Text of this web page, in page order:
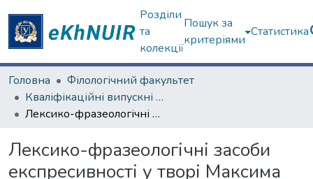
Розділи
та
колекції
Пошук за
критеріями
Статистика
Головна
Філологічний факультет
Кваліфікаційні випускні роботи магістрів. Філологічний факультет
Лексико-фразеологічні засоби експресивності у творі Максима Кідрука «Подорож на Пуп Землі»
Лексико-фразеологічні засоби
експресивності у творі Максима